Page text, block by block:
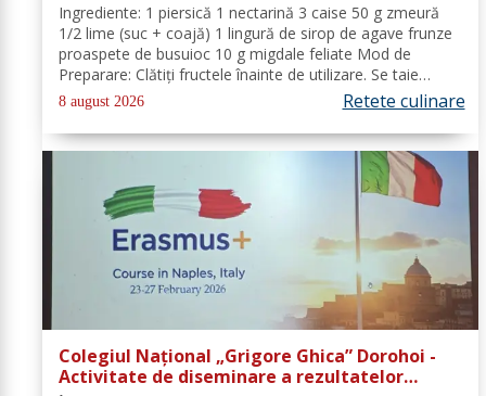
Ingrediente: 1 piersică 1 nectarină 3 caise 50 g zmeură
1/2 lime (suc + coajă) 1 lingură de sirop de agave frunze
proaspete de busuioc 10 g migdale feliate Mod de
Preparare: Clătiți fructele înainte de utilizare. Se taie
piersicile, nectarinele și caisele în felii subțiri. Stoarceți
lămâia și...
8 august 2026 Retete culinare
Colegiul Național „Grigore Ghica” Dorohoi -
Activitate de diseminare a rezultatelor